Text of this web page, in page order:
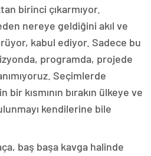
birinci çıkarmıyor.
nereye geldiğini akıl ve
kabul ediyor. Sadece bu
programda, projede
Seçimlerde
bir kısmının bırakın ülkeye ve
kendilerine bile
baş başa kavga halinde